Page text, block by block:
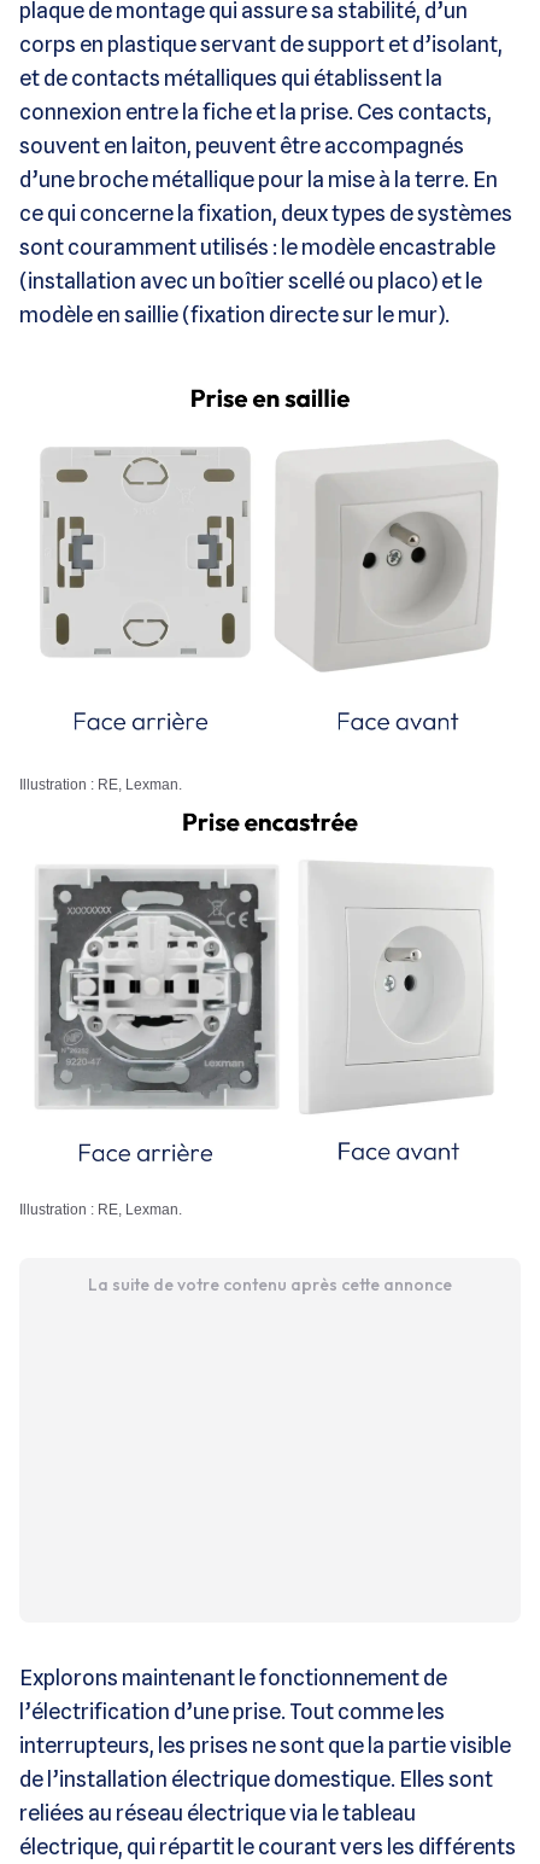
plaque de montage qui assure sa stabilité, d’un
corps en plastique servant de support et d’isolant,
et de contacts métalliques qui établissent la
connexion entre la fiche et la prise. Ces contacts,
souvent en laiton, peuvent être accompagnés
d’une broche métallique pour la mise à la terre. En
ce qui concerne la fixation, deux types de systèmes
sont couramment utilisés : le modèle encastrable
(installation avec un boîtier scellé ou placo) et le
modèle en saillie (fixation directe sur le mur).
Illustration : RE, Lexman.
Illustration : RE, Lexman.
La suite de votre contenu après cette annonce
Explorons maintenant le fonctionnement de
l’électrification d’une prise. Tout comme les
interrupteurs, les prises ne sont que la partie visible
de l’installation électrique domestique. Elles sont
reliées au réseau électrique via le tableau
électrique, qui répartit le courant vers les différents